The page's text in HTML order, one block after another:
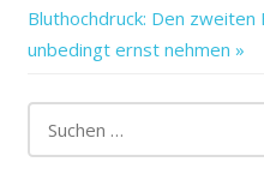
änderungen
auf
Faktoren
Beitrag:
Nächster
Beitrag:
Bluthochdruck: Den
unbedingt ernst nehmen